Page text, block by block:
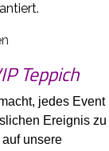
Teppich
jedes Event
Ereignis zu
unsere